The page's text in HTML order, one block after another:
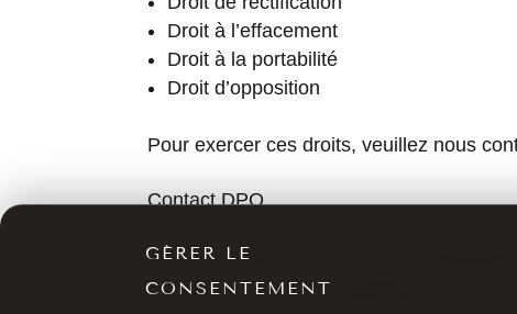
GÉRER LE
CONSENTEMENT
Droit à l’effacement
Droit à la portabilité
Droit d’opposition
Pour exercer ces droits, veuillez nous
Contact DPO
Pour toute question relative à la
formulaire de contact disponible sur le